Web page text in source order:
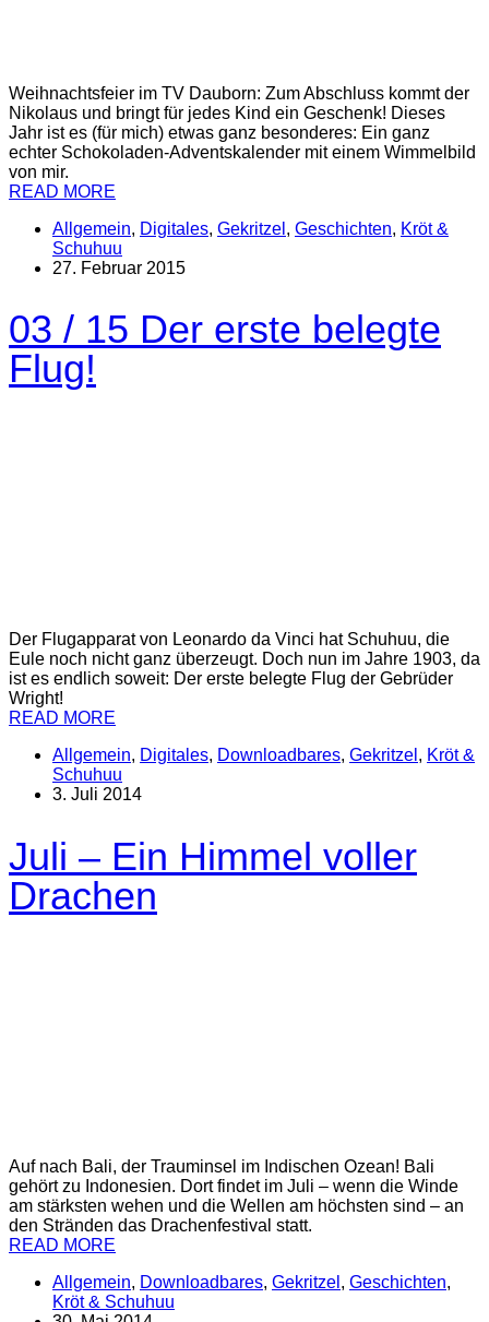
Weihnachtsfeier im TV Dauborn: Zum Abschluss kommt der
Nikolaus und bringt für jedes Kind ein Geschenk! Dieses
Jahr ist es (für mich) etwas ganz besonderes: Ein ganz
echter Schokoladen-Adventskalender mit einem Wimmelbild
von mir.
READ MORE
Allgemein, Digitales, Gekritzel , Geschichten, Kröt &
Schuhuu
27. Februar 2015
03 / 15 Der erste belegte
Flug!
Der Flugapparat von Leonardo da Vinci hat Schuhuu, die
Eule noch nicht ganz überzeugt. Doch nun im Jahre 1903, da
ist es endlich soweit: Der erste belegte Flug der Gebrüder
Wright!
READ MORE
Allgemein, Digitales, Downloadbares, Gekritzel , Kröt &
Schuhuu
3. Juli 2014
Juli – Ein Himmel voller
Drachen
Auf nach Bali, der Trauminsel im Indischen Ozean! Bali
gehört zu Indonesien. Dort findet im Juli – wenn die Winde
am stärksten wehen und die Wellen am höchsten sind – an
den Stränden das Drachen­festival statt.
READ MORE
Allgemein, Downloadbares, Gekritzel , Geschichten,
Kröt & Schuhuu